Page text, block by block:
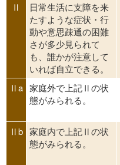
Ⅱ
日常生活に支障を来
たすような症状・行
動や意思疎通の困難
さが多少見られて
も、誰かが注意して
いれば自立できる。
Ⅱa 家庭外で上記Ⅱの状
態がみられる。
Ⅱb 家庭内で上記Ⅱの状
態がみられる。